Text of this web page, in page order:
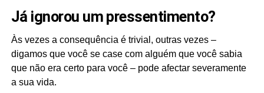
Já ignorou um pressentimento?
Às vezes a consequência é trivial, outras vezes –
digamos que você se case com alguém que você sabia
que não era certo para você – pode afectar severamente
a sua vida.